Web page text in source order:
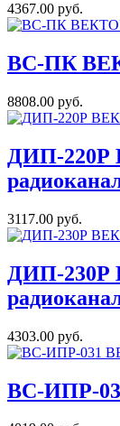
4367.00 руб.
ВС-ПК
8808.00 руб.
ДИП-220Р
3117.00 руб.
ДИП-230Р
4303.00 руб.
ВС-ИПР-